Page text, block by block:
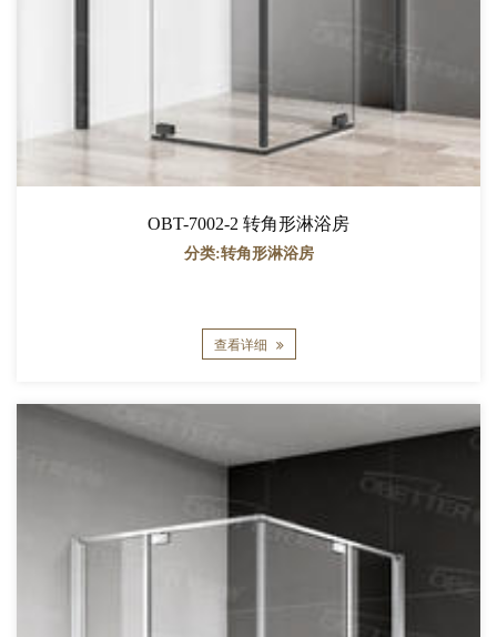
OBT-7002-2 转角形淋浴房
分类:转角形淋浴房
查看详细